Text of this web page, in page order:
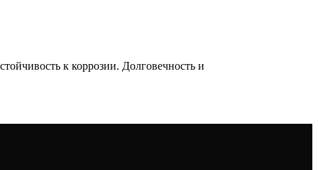
к коррозии. Долговечность и